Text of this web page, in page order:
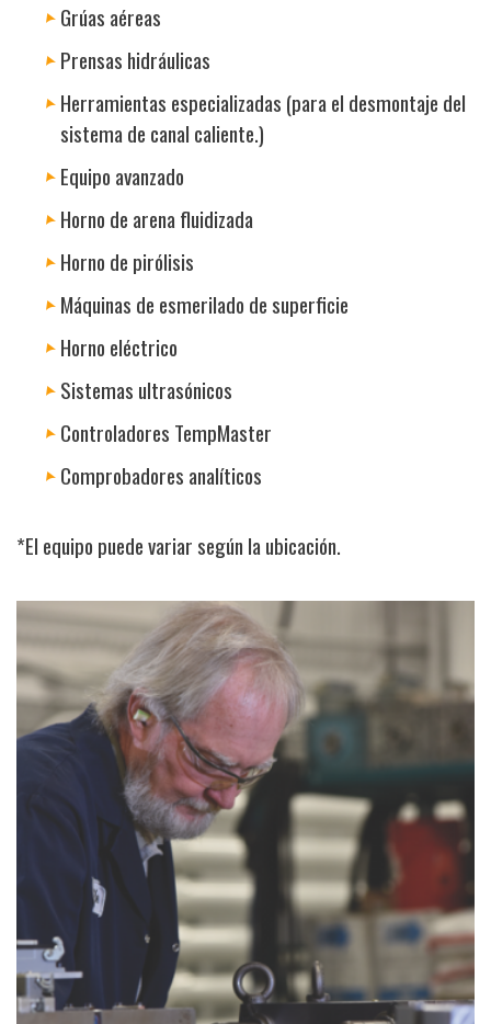
Grúas aéreas
Prensas hidráulicas
Herramientas especializadas (para el desmontaje del
sistema de canal caliente.)
Equipo avanzado
Horno de arena fluidizada
Horno de pirólisis
Máquinas de esmerilado de superficie
Horno eléctrico
Sistemas ultrasónicos
Controladores TempMaster
Comprobadores analíticos
*El equipo puede variar según la ubicación.